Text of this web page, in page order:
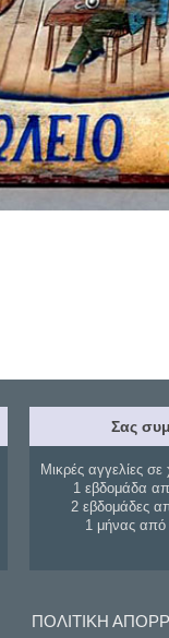
Σας
Μικρές αγγελίες σε
1 εβδομάδα
2 εβδομάδες
1 μήνας
ΠΟΛΙΤΙΚΗ